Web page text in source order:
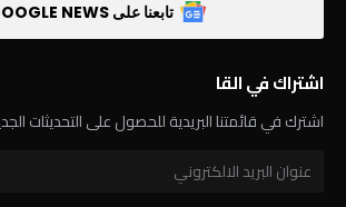
تابعنا على GOOGLE NEWS
اشتراك في القا
اشترك في قائمتنا البريدية للحصول على التحديثات